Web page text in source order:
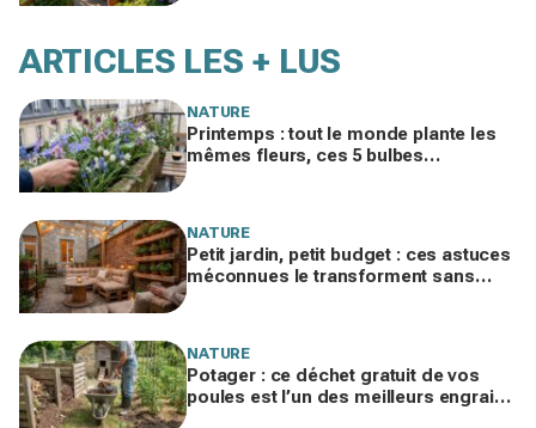
ARTICLES LES + LUS
NATURE
Printemps : tout le monde plante les
mêmes fleurs, ces 5 bulbes
NATURE
Petit jardin, petit budget : ces astuces
méconnues le transforment sans
NATURE
Potager : ce déchet gratuit de vos
poules est l’un des meilleurs engrais